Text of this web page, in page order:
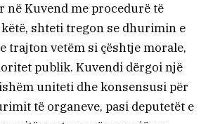
në Kuvend me procedurë të
shteti tregon se dhurimin e
trajton vetëm si çështje morale,
publik. Kuvendi dërgoi një
uniteti dhe konsensusi për
të organeve, pasi deputetët e